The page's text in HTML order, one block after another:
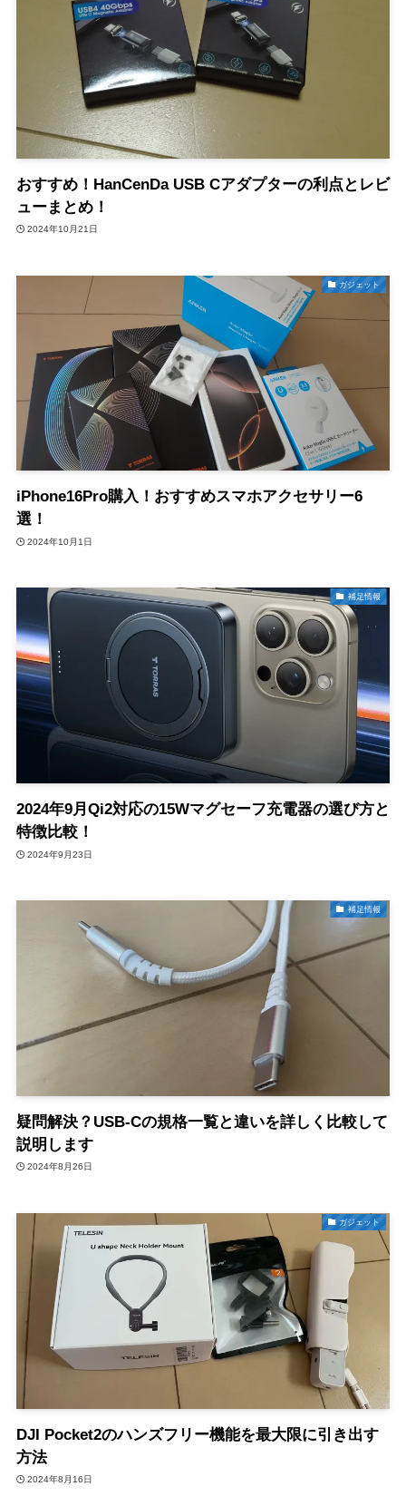
おすすめ！HanCenDa USB Cアダプターの利点とレビ
ューまとめ！
2024年10月21日
ガジェット
iPhone16Pro購入！おすすめスマホアクセサリー6
選！
2024年10月1日
補足情報
2024年9月Qi2対応の15Wマグセーフ充電器の選び方と
特徴比較！
2024年9月23日
補足情報
疑問解決？USB-Cの規格一覧と違いを詳しく比較して
説明します
2024年8月26日
ガジェット
DJI Pocket2のハンズフリー機能を最大限に引き出す
方法
2024年8月16日